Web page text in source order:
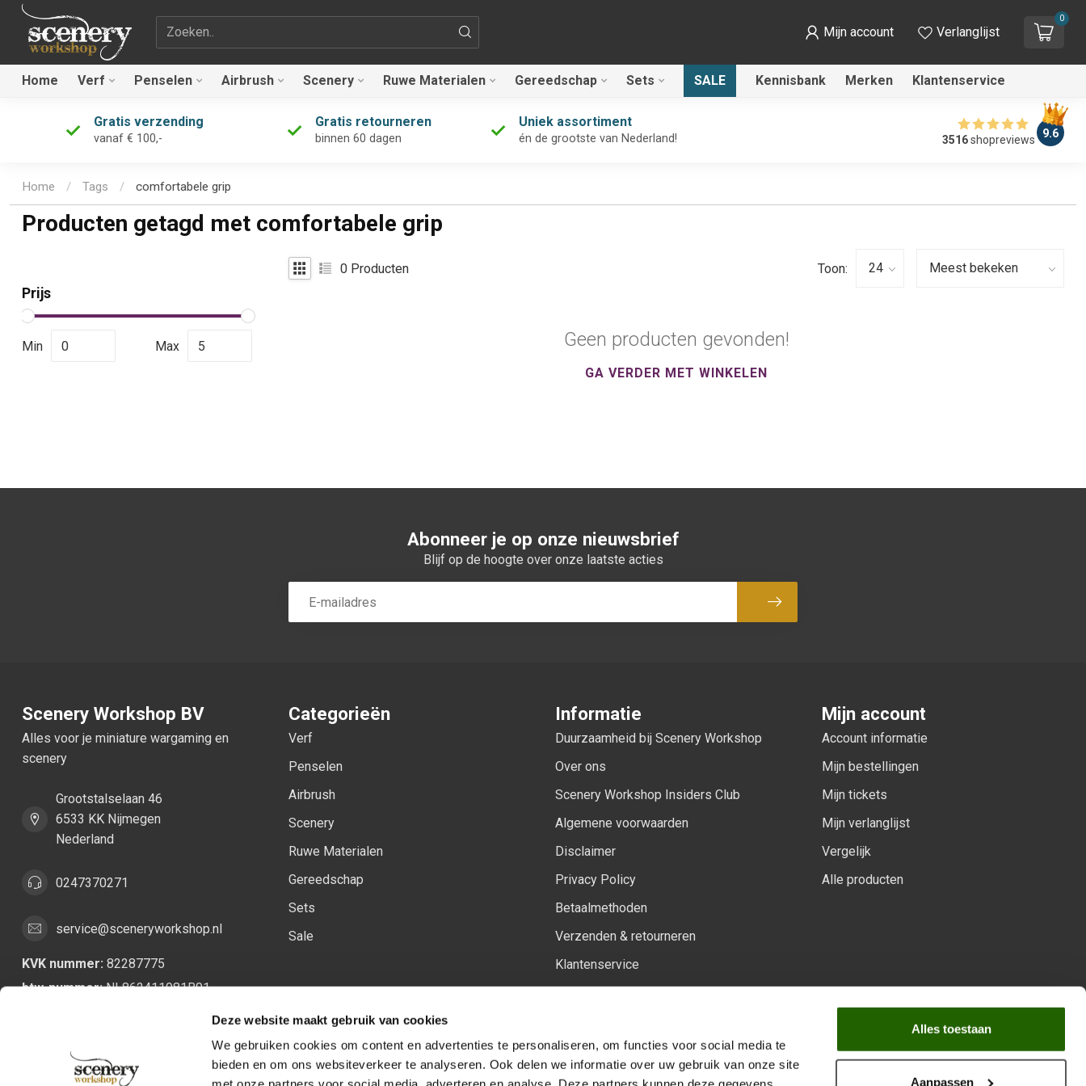
Deze website maakt gebruik van cookies
We gebruiken cookies om content en advertenties te personaliseren, om functies voor social media te
bieden en om ons websiteverkeer te analyseren. Ook delen we informatie over uw gebruik van onze site
Alles toestaan
Aanpassen
Zoekterm Mijn account Verlanglijst
0
Home Verf Penselen Airbrush Scenery Ruwe Materialen Gereedschap Sets SALE Kennisbank Merken Klantenservice
Gratis verzending
vanaf € 100,-
Gratis retourneren
binnen 60 dagen
Uniek assortiment
én de grootste van Nederland! 3516shopreviews 9.6
Home / Tags / comfortabele grip
Producten getagd met comfortabele grip
Prijs
Min Max
0 Producten Toon:
Geen producten gevonden!
GA VERDER MET WINKELEN
Abonneer je op onze nieuwsbrief
Blijf op de hoogte over onze laatste acties
Abonneer
Scenery Workshop BV
Alles voor je miniature wargaming en
scenery
Grootstalselaan 46
6533 KK Nijmegen
Nederland
0247370271
service@sceneryworkshop.nl
KVK nummer: 82287775
btw-nummer:NL862411981B01
Categorieën
Verf
Penselen
Airbrush
Scenery
Ruwe Materialen
Gereedschap
Sets
Sale
Informatie
Duurzaamheid bij Scenery Workshop
Over ons
Scenery Workshop Insiders Club
Algemene voorwaarden
Disclaimer
Privacy Policy
Betaalmethoden
Verzenden & retourneren
Klantenservice
Mijn account
Account informatie
Mijn bestellingen
Mijn tickets
Mijn verlanglijst
Vergelijk
Alle producten